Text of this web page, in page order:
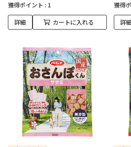
獲得ポイント : 1
詳細 カートに入れる
獲得
詳細